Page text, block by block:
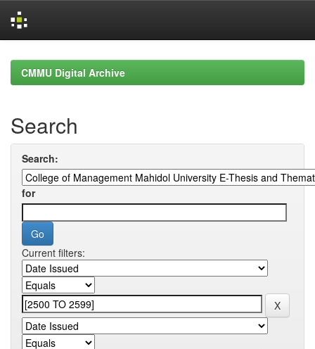
navigationCMMU Digital Archive
Search
Search:
for
Current filters: